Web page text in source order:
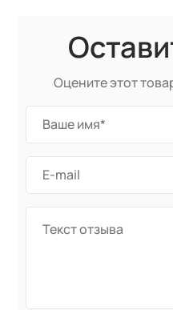
Оцените этот